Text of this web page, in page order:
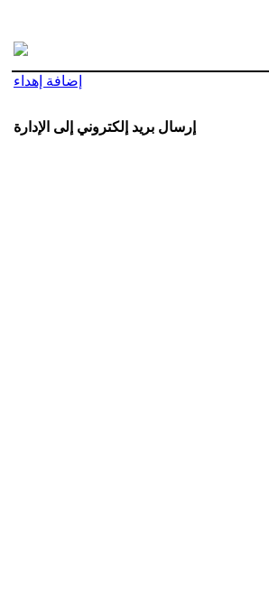
إضافة إهداء
إرسال بريد إلكتروني إلى الإدارة